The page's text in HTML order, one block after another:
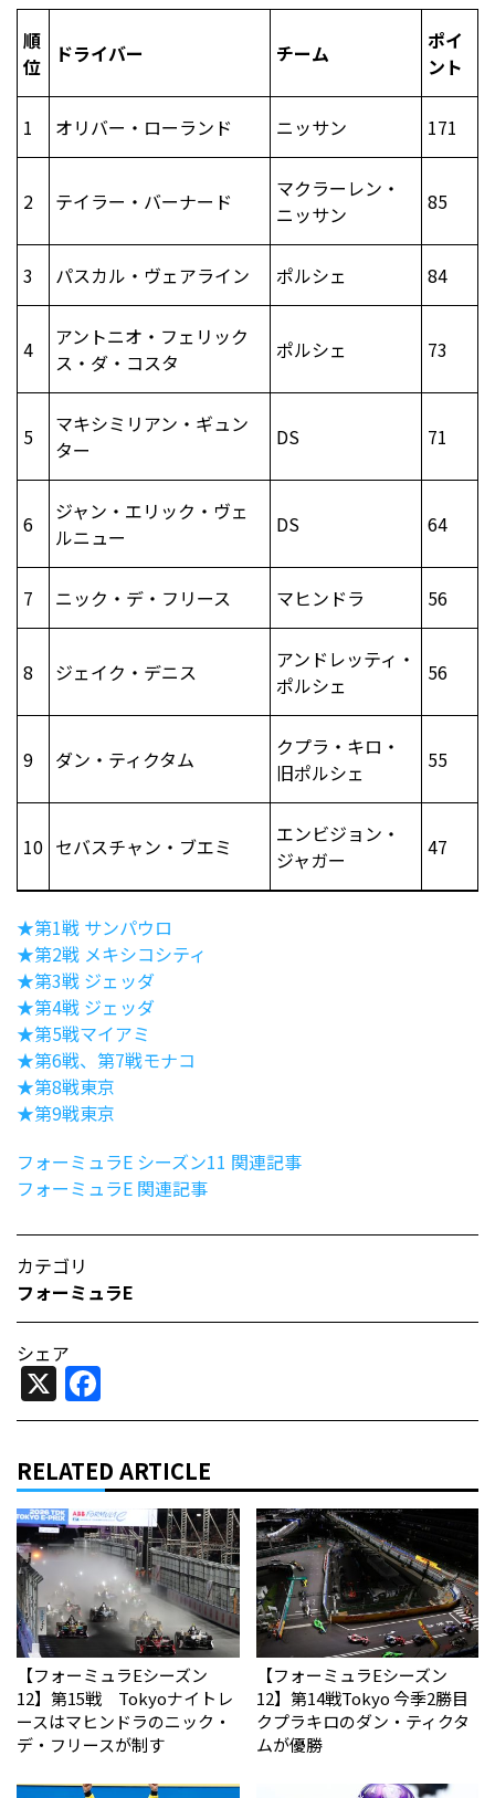
順
位
ドライバー チーム
ポイ
ント
1 オリバー・ローランド ニッサン 171
2 テイラー・バーナード
マクラーレン・
ニッサン
85
3 パスカル・ヴェアライン ポルシェ 84
4
アントニオ・フェリック
ス・ダ・コスタ
ポルシェ 73
5
マキシミリアン・ギュン
ター
DS 71
6
ジャン・エリック・ヴェ
ルニュー
DS 64
7 ニック・デ・フリース マヒンドラ 56
8 ジェイク・デニス
アンドレッティ・
ポルシェ
56
9 ダン・ティクタム
クプラ・キロ・
旧ポルシェ
55
10 セバスチャン・ブエミ
エンビジョン・
ジャガー
47
★第1戦 サンパウロ
★第2戦 メキシコシティ
★第3戦 ジェッダ
★第4戦 ジェッダ
★第5戦マイアミ
★第6戦、第7戦モナコ
★第8戦東京
★第9戦東京
フォーミュラE シーズン11 関連記事
フォーミュラE 関連記事
カテゴリ
フォーミュラE
シェア
X
RELATED ARTICLE
【フォーミュラEシーズン
12】第15戦 Tokyoナイトレ
ースはマヒンドラのニック・
デ・フリースが制す
【フォーミュラEシーズン
12】第14戦Tokyo 今季2勝目
クプラキロのダン・ティクタ
ムが優勝